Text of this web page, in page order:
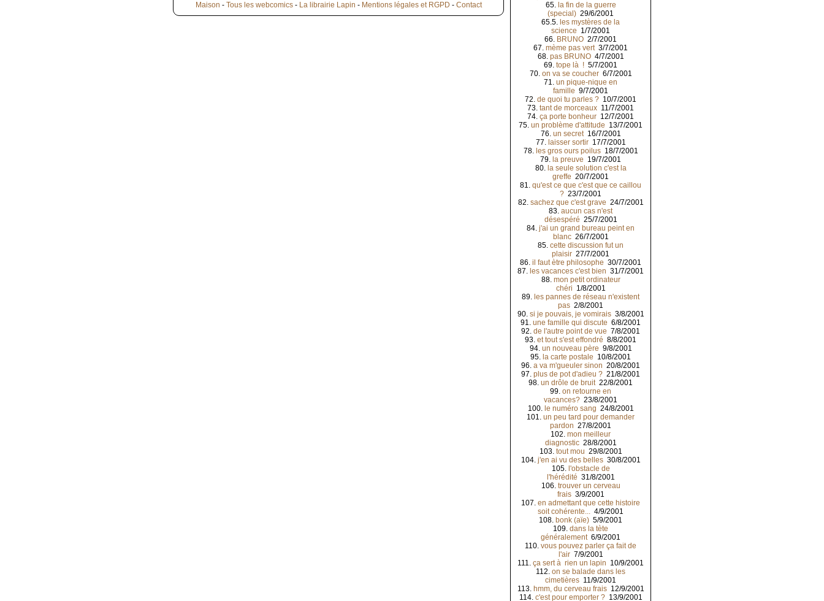
Maison - Tous les webcomics- La librairie Lapin - Mentions légales et RGPD - Contact
65. la fin de la guerre
(special) 29/6/2001
65.5. les mystères de la
science 1/7/2001
66. BRUNO 2/7/2001
67. mème pas vert3/7/2001
68. pas BRUNO4/7/2001
69. tope là ! 5/7/2001
70. on va se coucher6/7/2001
71. un pique-nique en
famille 9/7/2001
72. de quoi tu parles ? 10/7/2001
73. tant de morceaux 11/7/2001
74. ça porte bonheur 12/7/2001
75. un problème d'attitude 13/7/2001
76. un secret16/7/2001
77. laisser sortir17/7/2001
78. les gros ours poilus18/7/2001
79. la preuve 19/7/2001
80. la seule solution c'est la
greffe 20/7/2001
81. qu'est ce que c'est que ce caillou
? 23/7/2001
82. sachez que c'est grave 24/7/2001
83. aucun cas n'est
désespéré 25/7/2001
84. j'ai un grand bureau peint en
blanc26/7/2001
85. cette discussion fut un
plaisir 27/7/2001
86. il faut ètre philosophe 30/7/2001
87. les vacances c'est bien 31/7/2001
88. mon petit ordinateur
chéri 1/8/2001
89. les pannes de réseau n'existent
pas 2/8/2001
90. si je pouvais, je vomirais3/8/2001
91. une famille qui discute 6/8/2001
92. de l'autre point de vue 7/8/2001
93. et tout s'est effondré 8/8/2001
94. un nouveau père 9/8/2001
95. la carte postale 10/8/2001
96. a va m'gueuler sinon 20/8/2001
97. plus de pot d'adieu ? 21/8/2001
98. un drôle de bruit22/8/2001
99. on retourne en
vacances? 23/8/2001
100. le numéro sang 24/8/2001
101. un peu tard pour demander
pardon 27/8/2001
102. mon meilleur
diagnostic28/8/2001
103. tout mou 29/8/2001
104. j'en ai vu des belles30/8/2001
105. l'obstacle de
l'hérédité 31/8/2001
106. trouver un cerveau
frais3/9/2001
107. en admettant que cette histoire
soit cohérente... 4/9/2001
108. bonk (aïe) 5/9/2001
109. dans la tète
généralement6/9/2001
110. vous pouvez parler ça fait de
l'air7/9/2001
111. ça sert à rien un lapin 10/9/2001
112. on se balade dans les
cimetières 11/9/2001
113. hmm, du cerveau frais12/9/2001
114. c'est pour emporter ?13/9/2001